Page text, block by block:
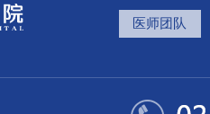
医师团队